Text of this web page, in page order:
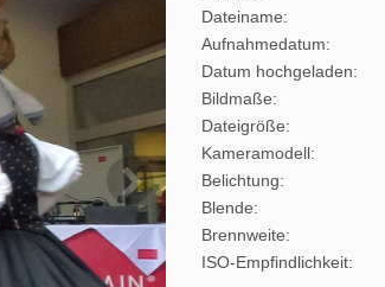
Dateiname
Aufnahmedatum
Datum hochgeladen
Bildmaße
Dateigröße
Kameramodell
Belichtung
Blende
Brennweite
ISO-Empfindlichkeit